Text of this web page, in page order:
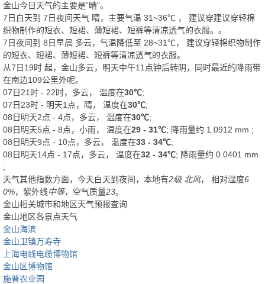
金山今日天气的主要是“晴”。
7日白天到 7日夜间天气 晴，主要气温 31~36℃ ， 建议穿建议穿轻棉
织物制作的短衣、短裙、薄短裙、短裤等清凉透气的衣服。 。
7日夜间到 8日早晨 多云，气温降低至 28~31℃， 建议穿轻棉织物制作
的短衣、短裙、薄短裙、短裤等清凉透气的衣服。
从7日19时 起，金山多云，明天中午11点钟后转阴，同时最近的降雨带
在南边109公里外呢。
07日21时 - 22时，多云， 温度在30℃;
07日23时 - 明天1点，晴， 温度在30℃;
08日明天2点 - 4点，多云， 温度在30℃;
08日明天5点 - 8点，小雨， 温度在29 - 31℃; 降雨量约 1.0912 mm ;
08日明天9点 - 10点，多云， 温度在33 - 34℃;
08日明天14点 - 17点，多云， 温度在32 - 34℃; 降雨量约 0.0401 mm
;
天气其他指数方面，今天白天到夜间，本地有2级 北风， 相对湿度6
0%，紫外线中等，空气质量23。
金山相关城市和地区天气预报查询
金山地区各景点天气
金山海滨
金山卫镇万寿寺
上海电线电缆博物馆
金山区博物馆
施普农业园